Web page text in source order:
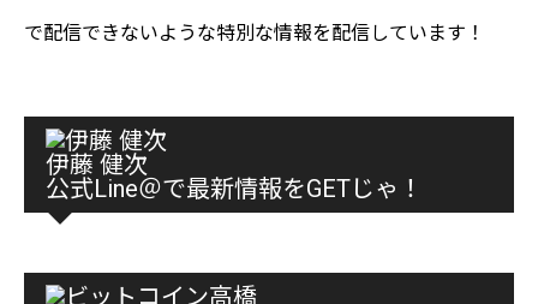
で配信できないような特別な情報を配信しています！
伊藤 健次
公式Line＠で最新情報をGETじゃ！